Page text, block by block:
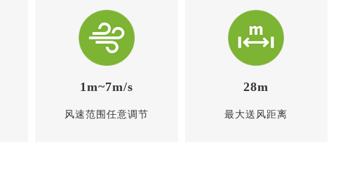
1m~7m/s
风速范围任意调节
28m
最大送风距离